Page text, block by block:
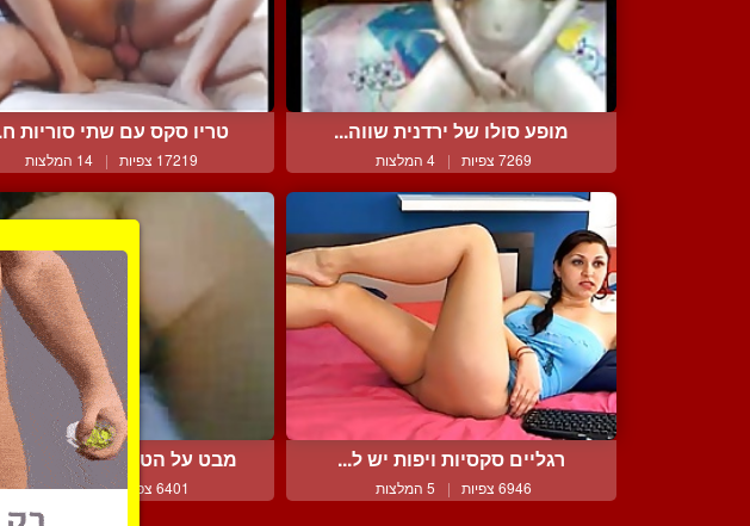
מופע סולו של ירדנית שווה...
7269 צפיות | 4 המלצות
טריו סקס עם שתי סוריות
17219 צפיות | 14 המלצות
רגליים סקסיות ויפות יש ל...
6946 צפיות | 5 המלצות
מבט על הטוסיק המופלא
6401 צפיות | 3 המלצות